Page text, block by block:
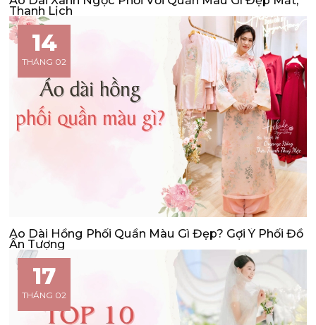
Thanh Lịch
14
THÁNG 02
Áo Dài Hồng Phối Quần Màu Gì Đẹp? Gợi Ý Phối Đồ
Ấn Tượng
17
THÁNG 02